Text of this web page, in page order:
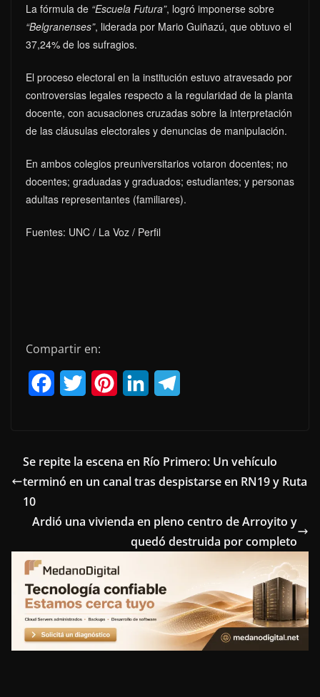
La fórmula de “Escuela Futura”, logró imponerse sobre
“Belgranenses”, liderada por Mario Guiñazú, que obtuvo el
37,24% de los sufragios.
El proceso electoral en la institución estuvo atravesado por
controversias legales respecto a la regularidad de la planta
docente, con acusaciones cruzadas sobre la interpretación
de las cláusulas electorales y denuncias de manipulación.
En ambos colegios preuniversitarios votaron docentes; no
docentes; graduadas y graduados; estudiantes; y personas
adultas representantes (familiares).
Fuentes: UNC / La Voz / Perfil
Compartir en:
e
b
t
t
t
e
s
t
k
e
I
e
g
a
Se repite la escena en Río Primero: Un vehículo
terminó en un canal tras despistarse en RN19 y Ruta
10
Ardió una vivienda en pleno centro de Arroyito y
quedó destruida por completo